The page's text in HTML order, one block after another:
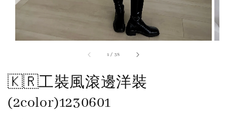
1 / 38
🇰🇷工裝風滾邊洋裝
(2color)1230601